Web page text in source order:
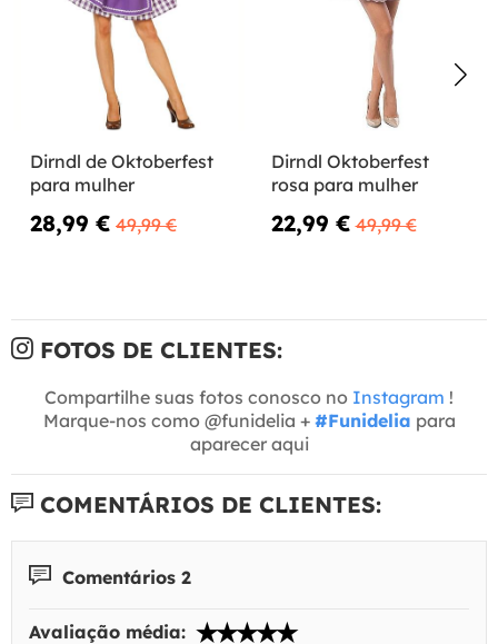
Dirndl de Oktoberfest
para mulher
28,99 € 49,99 €
Dirndl Oktoberfest
rosa para mulher
22,99 € 49,99 €
FOTOS DE CLIENTES:
Compartilhe suas fotos conosco no Instagram !
Marque-nos como @funidelia + #Funidelia para
aparecer aqui
COMENTÁRIOS DE CLIENTES:
Comentários 2
Avaliação média: